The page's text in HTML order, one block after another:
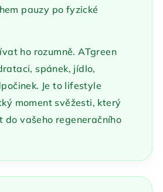
pauzy po fyzické
ho rozumně. ATgreen
spánek, jídlo,
Je to lifestyle
moment svěžesti, který
do vašeho regeneračního